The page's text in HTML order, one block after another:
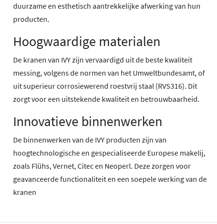
duurzame en esthetisch aantrekkelijke afwerking van hun
producten.
Hoogwaardige materialen
De kranen van IVY zijn vervaardigd uit de beste kwaliteit
messing, volgens de normen van het Umweltbundesamt, of
uit superieur corrosiewerend roestvrij staal (RVS316). Dit
zorgt voor een uitstekende kwaliteit en betrouwbaarheid.
Innovatieve binnenwerken
De binnenwerken van de IVY producten zijn van
hoogtechnologische en gespecialiseerde Europese makelij,
zoals Flühs, Vernet, Citec en Neoperl. Deze zorgen voor
geavanceerde functionaliteit en een soepele werking van de
kranen